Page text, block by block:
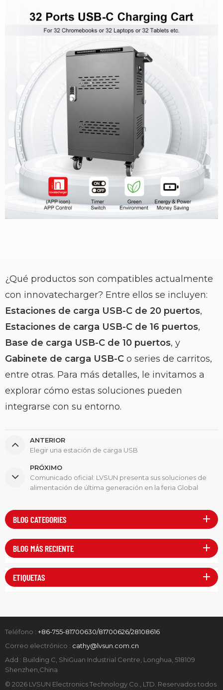
¿Qué productos son compatibles actualmente
con innovatecharger? Entre ellos se incluyen:
Estaciones de carga USB-C de 20 puertos,
Estaciones de carga USB-C de 16 puertos,
Base de carga USB-C de 10 puertos, y
Gabinete de carga USB-C o series de carritos,
entre otras. Para más detalles, le invitamos a
explorar cómo estas soluciones pueden
integrarse con su entorno.
ANTERIOR
Elegir una estación de carga USB
PRÓXIMO
Comunicado oficial: LVSUN presenta sus soluciones de
alimentación de última generación en la feria Global
BLOG CATEGORIES
BLOG MÁS RECIENTE
ETIQUETAS
Teléfono : +86-755-81700630/81700626/28108616
Correo electrónico : cathy@lvsun.com.cn
Add : Building C, ShiGuan Industrial Centre, Longhua, 518109
Shenzhen,China
© 2026 LVSUN Electronics Technology Co., LTD. Reservados todos